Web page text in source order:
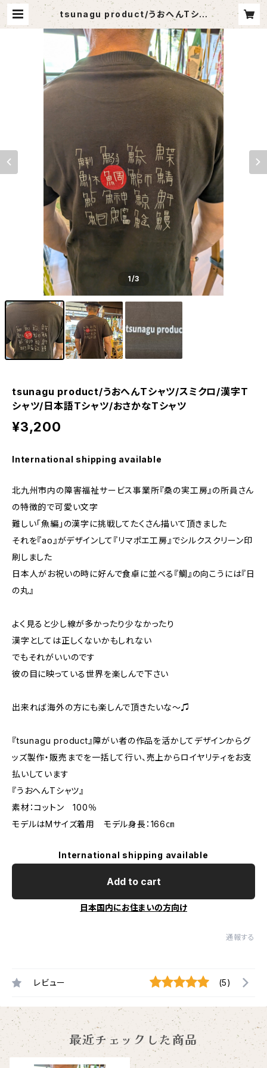
tsunagu product/うおへんTシャ
ツ/スミクロ/漢字Tシャツ/日本語Tシ
ャツ/おさかなTシャツ | リマポエ商店
（セレクト福祉雑貨と手づくり雑貨）
1/3
tsunagu product/うおへんTシャツ/スミクロ/漢字T
シャツ/日本語Tシャツ/おさかなTシャツ
¥3,200
International shipping available
北九州市内の障害福祉サービス事業所『桑の実工房』の所員さん
の特徴的で可愛い文字
難しい「魚編」の漢字に挑戦してたくさん描いて頂きました
それを『ao』がデザインして『リマポエ工房』でシルクスクリーン印
刷しました
日本人がお祝いの時に好んで食卓に並べる『鯛』の向こうには『日
の丸』
よく見ると少し線が多かったり少なかったり
漢字としては正しくないかもしれない
でもそれがいいのです
彼の目に映っている世界を楽しんで下さい
出来れば海外の方にも楽しんで頂きたいな～♫
『tsunagu product』障がい者の作品を活かしてデザインからグ
ッズ製作・販売までを一括して行い、売上からロイヤリティをお支
払いしています
『うおへんTシャツ』
素材：コットン 100％
モデルはMサイズ着用 モデル身長：166㎝
International shipping available
Add to cart
日本国内にお住まいの方向け
通報する
レビュー (5)
最近チェックした商品